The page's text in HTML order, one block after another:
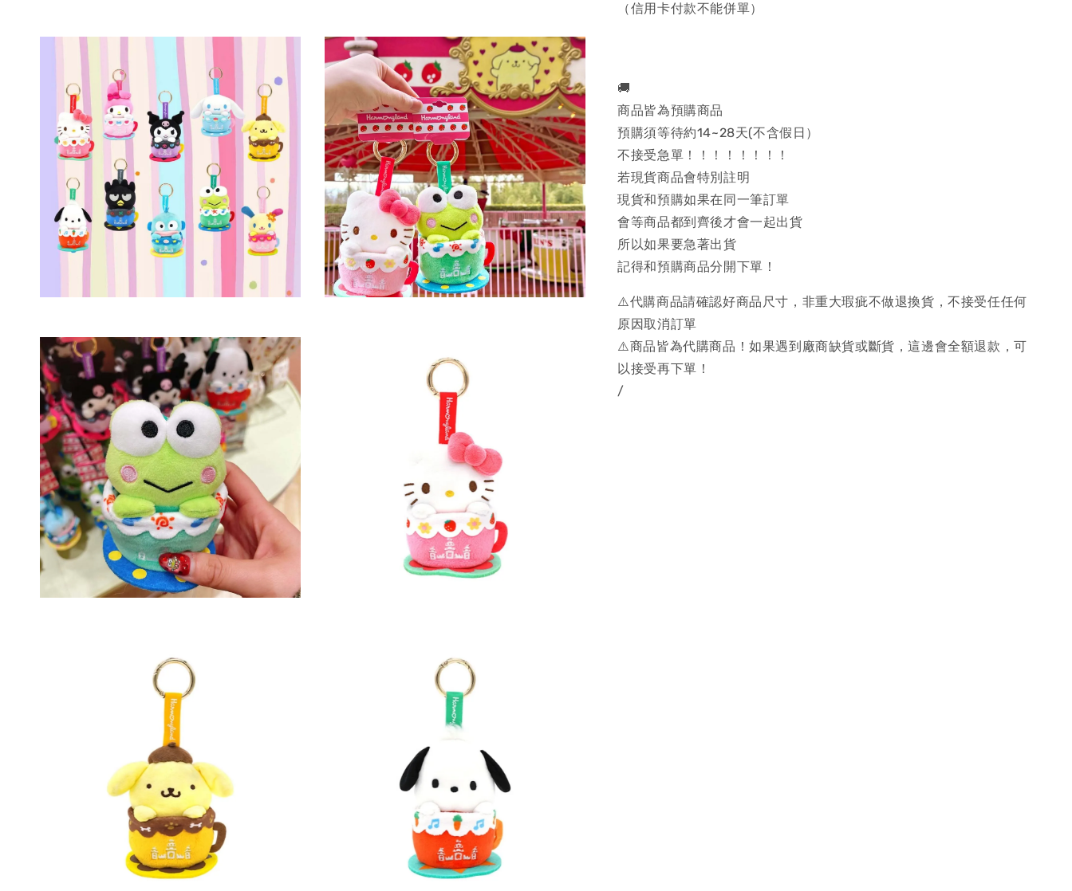
（信用卡付款不能併單）
🚚
商品皆為預購商品
預購須等待約14~28天(不含假日）
不接受急單！！！！！！！！
若現貨商品會特別註明
現貨和預購如果在同一筆訂單
會等商品都到齊後才會一起出貨
所以如果要急著出貨
記得和預購商品分開下單！
⚠️代購商品請確認好商品尺寸，非重大瑕疵不做退換貨，不接受任任何
原因取消訂單
⚠️商品皆為代購商品！如果遇到廠商缺貨或斷貨，這邊會全額退款，可
以接受再下單！
/